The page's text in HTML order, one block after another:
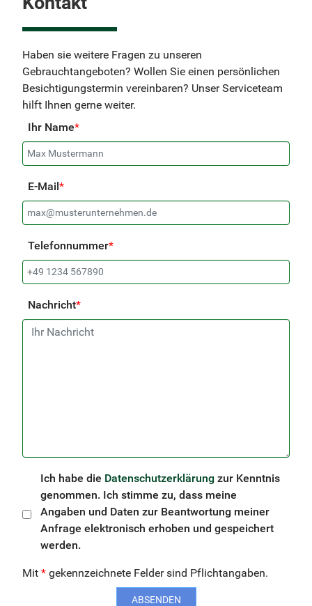
Haben sie weitere Fragen zu unseren
Gebrauchtangeboten? Wollen Sie einen persönlichen
Besichtigungstermin vereinbaren? Unser Serviceteam
hilft Ihnen gerne weiter.
Ihr Name*
E-Mail*
Telefonnummer*
Nachricht*
Ich habe die Datenschutzerklärung zur Kenntnis
genommen. Ich stimme zu, dass meine
Angaben und Daten zur Beantwortung meiner
Anfrage elektronisch erhoben und gespeichert
werden.
Mit * gekennzeichnete Felder sind Pflichtangaben.
ABSENDEN